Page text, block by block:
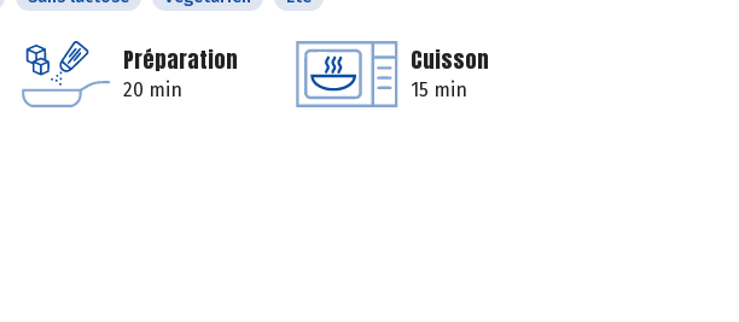
Préparation
20 min
Cuisson
15 min